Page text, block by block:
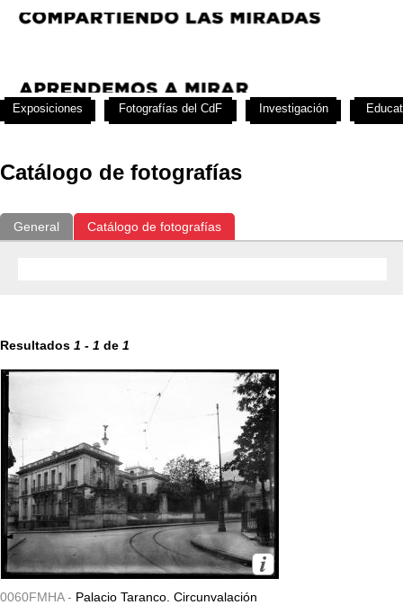
Catálogo de fotografías
General Catálogo de fotografías
Resultados 1 - 1 de 1
0060FMHA - Palacio Taranco. Circunvalación
Exposiciones Fotografías del CdF Investigación